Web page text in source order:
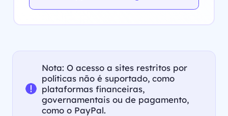
Nota: O acesso a sites restritos por
políticas não é suportado, como
plataformas financeiras,
governamentais ou de pagamento,
como o PayPal.